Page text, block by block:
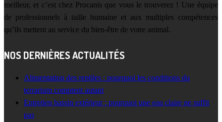
meilleur, et c’est chez Procanis que vous le trouverez ! Une équipe
de professionnels à taille humaine et aux multiples compétences
qu’ils mettent au service du bien-être de votre animal.
NOS DERNIÈRES ACTUALITÉS
Alimentation des reptiles : pourquoi les conditions du
terrarium comptent autant
Entretien bassin extérieur : pourquoi une eau claire ne suffit
pas